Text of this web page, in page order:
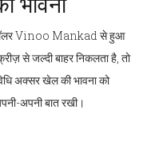
Vinoo Mankad से हुआ
से जल्दी बाहर निकलता है, तो
अक्सर खेल की भावना को
अपनी बात रखी।